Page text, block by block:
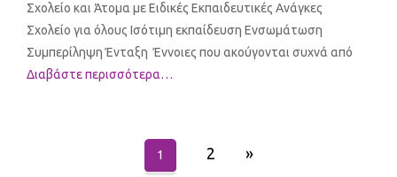
Σχολείο και Άτομα με Ειδικές Εκπαιδευτικές Ανάγκες
Σχολείο για όλους Ισότιμη εκπαίδευση Ενσωμάτωση
Συμπερίληψη Ένταξη Έννοιες που ακούγονται συχνά από
Διαβάστε περισσότερα…
1 2 »